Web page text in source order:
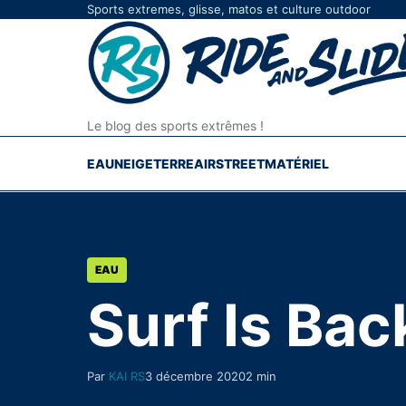
Aller au contenuSports extremes, glisse, matos et culture outdoor
Le blog des sports extrêmes !
EAUNEIGETERREAIRSTREETMATÉRIEL
EAU
Surf Is
Par KAI RS3 décembre 20202 min